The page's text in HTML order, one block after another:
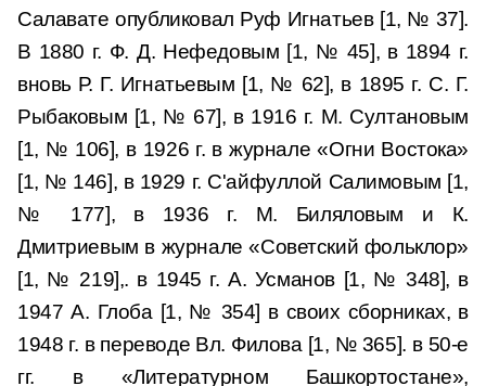
Салавате опубликовал Руф Игнатьев [1, № 37].
В 1880 г. Ф. Д. Нефедовым [1, № 45], в 1894 г.
вновь Р. Г. Игнатьевым [1, № 62], в 1895 г. С. Г.
Рыбаковым [1, № 67], в 1916 г. М. Султановым
[1, № 106], в 1926 г. в журнале «Огни Востока»
[1, № 146], в 1929 г. С'айфуллой Салимовым [1,
№ 177], в 1936 г. М. Биляловым и К.
Дмитриевым в журнале «Советский фольклор»
[1, № 219],. в 1945 г. А. Усманов [1, № 348], в
1947 А. Глоба [1, № 354] в своих сборниках, в
1948 г. в переводе Вл. Филова [1, № 365]. в 50-е
гг. в «Литературном Башкортостане»,